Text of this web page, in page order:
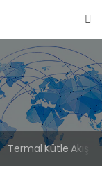
Termal Kütle Akış